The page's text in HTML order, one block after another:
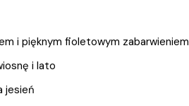
i pięknym fioletowym zabarwieniem
i lato
jesień